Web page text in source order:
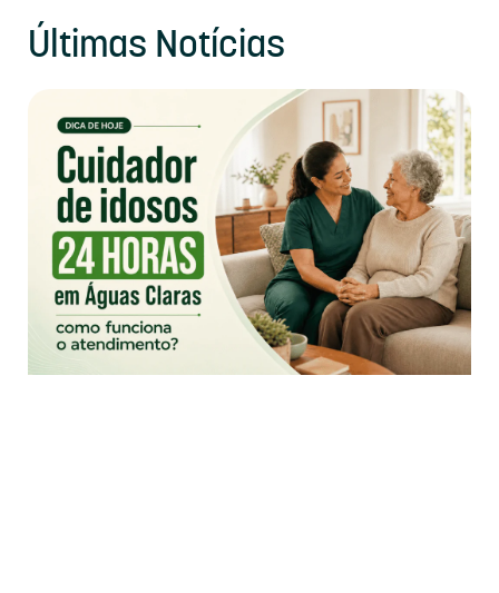
Últimas Notícias